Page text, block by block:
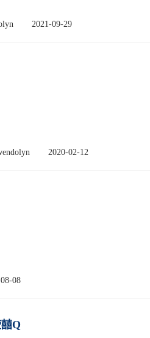
2021-09-29
2020-02-12
08
Q